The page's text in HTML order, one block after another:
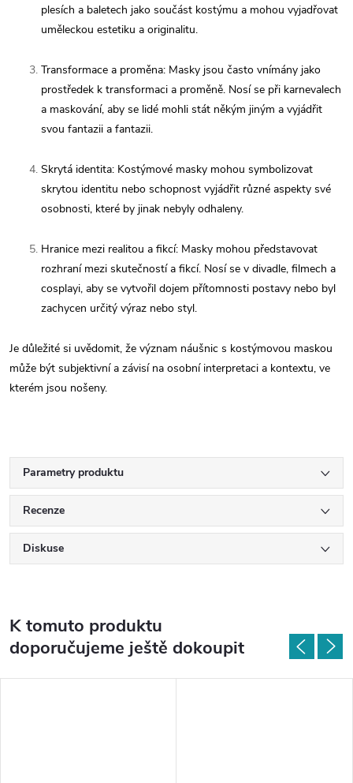
plesích a baletech jako součást kostýmu a mohou vyjadřovat
uměleckou estetiku a originalitu.
Transformace a proměna: Masky jsou často vnímány jako
prostředek k transformaci a proměně. Nosí se při karnevalech
a maskování, aby se lidé mohli stát někým jiným a vyjádřit
svou fantazii a fantazii.
Skrytá identita: Kostýmové masky mohou symbolizovat
skrytou identitu nebo schopnost vyjádřit různé aspekty své
osobnosti, které by jinak nebyly odhaleny.
Hranice mezi realitou a fikcí: Masky mohou představovat
rozhraní mezi skutečností a fikcí. Nosí se v divadle, filmech a
cosplayi, aby se vytvořil dojem přítomnosti postavy nebo byl
zachycen určitý výraz nebo styl.
Je důležité si uvědomit, že význam náušnic s kostýmovou maskou
může být subjektivní a závisí na osobní interpretaci a kontextu, ve
kterém jsou nošeny.
Parametry produktu
Recenze
Diskuse
K tomuto produktu
doporučujeme ještě dokoupit